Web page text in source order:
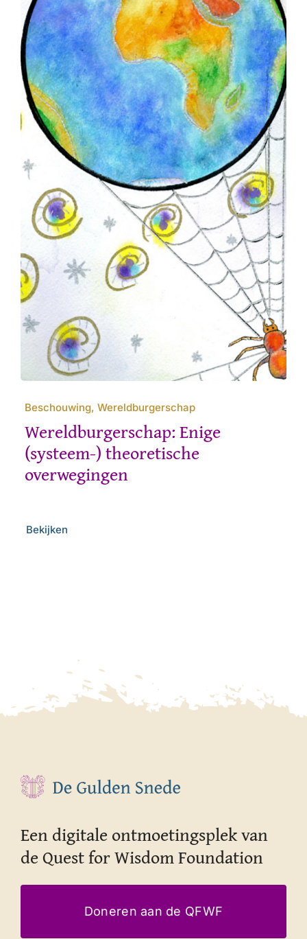
Contact
Beschouwing, Wereldburgerschap
Wereldburgerschap: Enige
(systeem-) theoretische
overwegingen
Bekijken
Een digitale ontmoetingsplek van
de Quest for Wisdom Foundation
Doneren aan de QFWF